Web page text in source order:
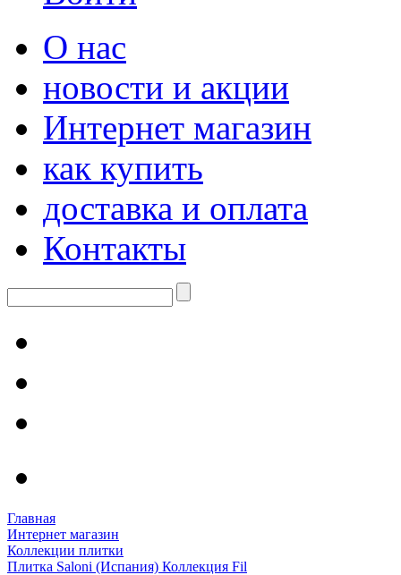
О нас
новости и акции
Интернет магазин
как купить
доставка и оплата
Контакты
Главная
Интернет магазин
Коллекции плитки
Плитка Saloni (Испания) Коллекция Fil